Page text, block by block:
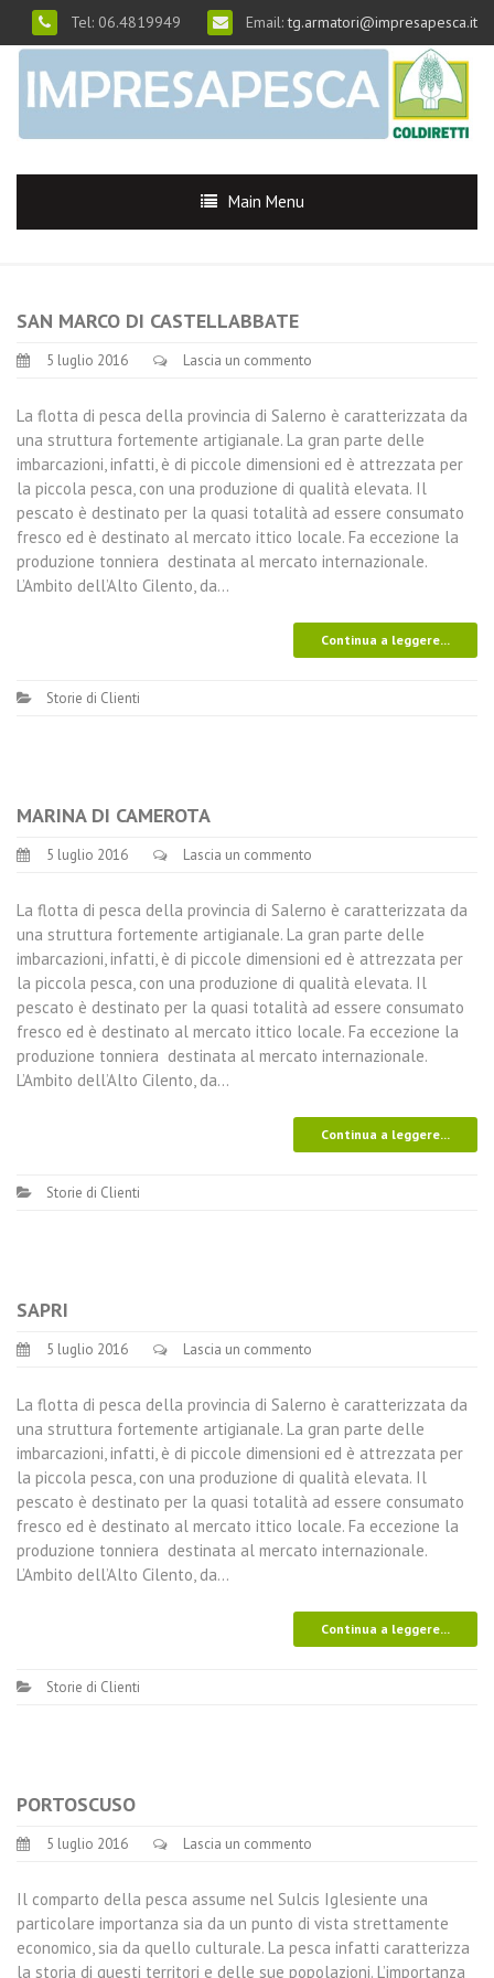
Tel: 06.4819949 Email:tg.armatori@impresapesca.it
Main Menu
SAN MARCO DI CASTELLABBATE
5 luglio 2016 Lascia un commento
La flotta di pesca della provincia di Salerno è caratterizzata da
una struttura fortemente artigianale. La gran parte delle
imbarcazioni, infatti, è di piccole dimensioni ed è attrezzata per
la piccola pesca, con una produzione di qualità elevata. Il
pescato è destinato per la quasi totalità ad essere consumato
fresco ed è destinato al mercato ittico locale. Fa eccezione la
produzione tonniera destinata al mercato internazionale.
L’Ambito dell’Alto Cilento, da…
Continua a leggere...
Storie di Clienti
MARINA DI CAMEROTA
5 luglio 2016 Lascia un commento
La flotta di pesca della provincia di Salerno è caratterizzata da
una struttura fortemente artigianale. La gran parte delle
imbarcazioni, infatti, è di piccole dimensioni ed è attrezzata per
la piccola pesca, con una produzione di qualità elevata. Il
pescato è destinato per la quasi totalità ad essere consumato
fresco ed è destinato al mercato ittico locale. Fa eccezione la
produzione tonniera destinata al mercato internazionale.
L’Ambito dell’Alto Cilento, da…
Continua a leggere...
Storie di Clienti
SAPRI
5 luglio 2016 Lascia un commento
La flotta di pesca della provincia di Salerno è caratterizzata da
una struttura fortemente artigianale. La gran parte delle
imbarcazioni, infatti, è di piccole dimensioni ed è attrezzata per
la piccola pesca, con una produzione di qualità elevata. Il
pescato è destinato per la quasi totalità ad essere consumato
fresco ed è destinato al mercato ittico locale. Fa eccezione la
produzione tonniera destinata al mercato internazionale.
L’Ambito dell’Alto Cilento, da…
Continua a leggere...
Storie di Clienti
PORTOSCUSO
5 luglio 2016 Lascia un commento
Il comparto della pesca assume nel Sulcis Iglesiente una
particolare importanza sia da un punto di vista strettamente
economico, sia da quello culturale. La pesca infatti caratterizza
la storia di questi territori e delle sue popolazioni. L’importanza